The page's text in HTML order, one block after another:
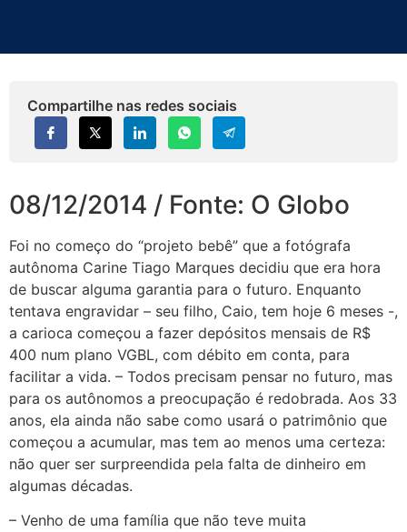
Compartilhe nas redes sociais
08/12/2014 / Fonte: O Globo
Foi no começo do “projeto bebê” que a fotógrafa
autônoma Carine Tiago Marques decidiu que era hora
de buscar alguma garantia para o futuro. Enquanto
tentava engravidar – seu filho, Caio, tem hoje 6 meses -,
a carioca começou a fazer depósitos mensais de R$
400 num plano VGBL, com débito em conta, para
facilitar a vida. – Todos precisam pensar no futuro, mas
para os autônomos a preocupação é redobrada. Aos 33
anos, ela ainda não sabe como usará o patrimônio que
começou a acumular, mas tem ao menos uma certeza:
não quer ser surpreendida pela falta de dinheiro em
algumas décadas.
– Venho de uma família que não teve muita